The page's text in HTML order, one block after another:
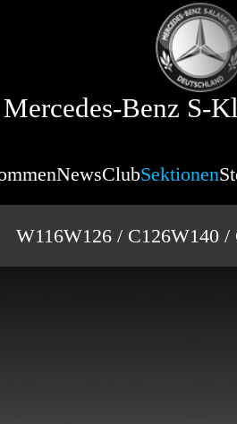
Mercedes-Benz S-
NewsClubSektionen
W116W126 / C126W140 /